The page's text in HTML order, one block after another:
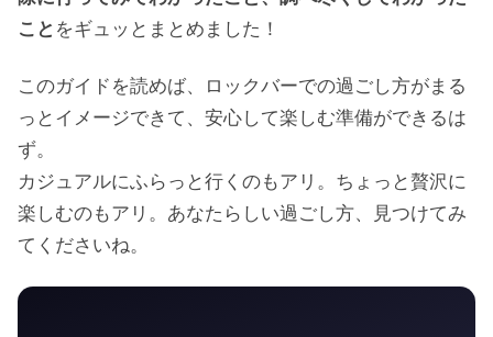
こと をギュッとまとめました！
このガイドを読めば、ロックバーでの過ごし方がまる
っとイメージできて、安心して楽しむ準備ができるは
ず。
カジュアルにふらっと行くのもアリ。ちょっと贅沢に
楽しむのもアリ。あなたらしい過ごし方、見つけてみ
てくださいね。